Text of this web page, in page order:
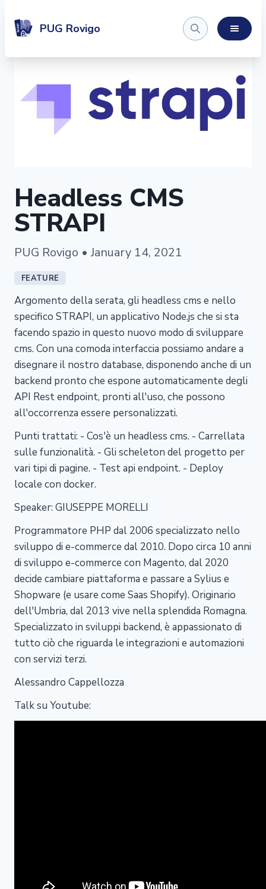
PUG Rovigo
Headless CMS
STRAPI
PUG Rovigo • January 14, 2021
FEATURE
Argomento della serata, gli headless cms e nello
specifico STRAPI, un applicativo Node.js che si sta
facendo spazio in questo nuovo modo di sviluppare
cms. Con una comoda interfaccia possiamo andare a
disegnare il nostro database, disponendo anche di un
backend pronto che espone automaticamente degli
API Rest endpoint, pronti all'uso, che possono
all'occorrenza essere personalizzati.
Punti trattati: - Cos'è un headless cms. - Carrellata
sulle funzionalità. - Gli scheleton del progetto per
vari tipi di pagine. - Test api endpoint. - Deploy
locale con docker.
Speaker: GIUSEPPE MORELLI
Programmatore PHP dal 2006 specializzato nello
sviluppo di e-commerce dal 2010. Dopo circa 10 anni
di sviluppo e-commerce con Magento, dal 2020
decide cambiare piattaforma e passare a Sylius e
Shopware (e usare come Saas Shopify). Originario
dell'Umbria, dal 2013 vive nella splendida Romagna.
Specializzato in sviluppi backend, è appassionato di
tutto ciò che riguarda le integrazioni e automazioni
con servizi terzi.
Alessandro Cappellozza
Talk su Youtube: